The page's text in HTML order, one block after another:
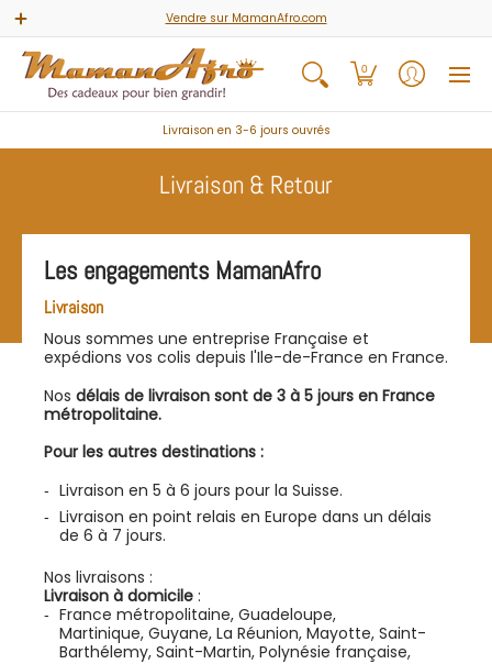
Jeux & Activités Livres & Comptines
Vendre sur MamanAfro.com
0
Livraison en 3-6 jours ouvrés
Livraison & Retour
Les engagements MamanAfro
Livraison
Nous sommes une entreprise Française et
expédions vos colis depuis l'Ile-de-France en France.
Nos délais de livraison sont de 3 à 5 jours en France
métropolitaine.
Pour les autres destinations :
Livraison en 5 à 6 jours pour la Suisse.
Livraison en point relais en Europe dans un délais
de 6 à 7 jours.
Nos livraisons :
Livraison à domicile :
France métropolitaine, Guadeloupe,
Martinique, Guyane, La Réunion, Mayotte, Saint-
Barthélemy, Saint-Martin, Polynésie française,